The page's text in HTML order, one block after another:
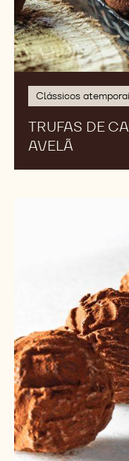
Clássicos
TRUFAS DE
AVELÃ